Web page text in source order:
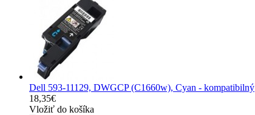
Dell 593-11129, DWGCP (C1660w), Cyan - kompatibilný
18,35€
Vložiť do košíka